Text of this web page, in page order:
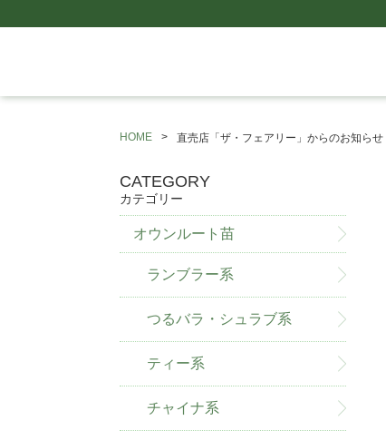
HOME 直売店「ザ・フェアリー」からのお知らせ
CATEGORY
カテゴリー
オウンルート苗
ランブラー系
つるバラ・シュラブ系
ティー系
チャイナ系